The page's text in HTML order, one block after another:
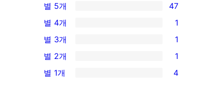
47/5-
별
점
후
기
별 5개 47
1/4-
별
점
후
별 4개 1
1/3-
별
점
별 3개 1
1/2-
별
별 2개 1
4/1-
별 1개 4